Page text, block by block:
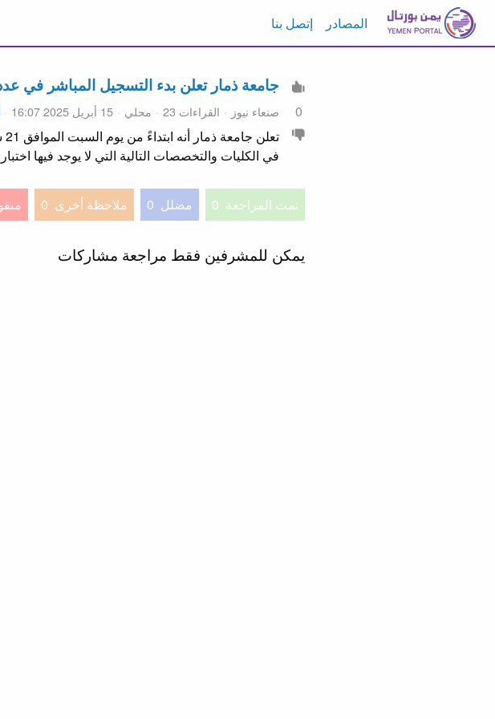
المصادر إتصل بنا
0
جامعة ذمار تعلن بدء التسجيل المباشر في عدد
صنعاء نيوز القراءات 23 محلي 15 أبريل 2025 16:07
في الكليات والتخصصات التالية التي لا يوجد فيها
تمت المراجعة 0 مضلل 0 ملاحظة أخرى 0
يمكن للمشرفين فقط مراجعة مشاركات